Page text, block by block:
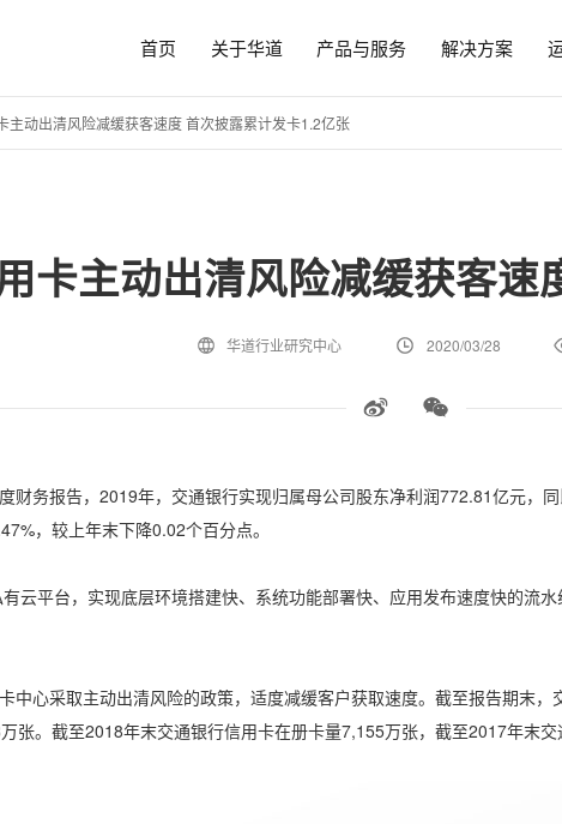
首页 关于华道 产品与服务 解决方案
主动出清风险减缓获客速度 首次披露累计发卡1.2亿张
卡主动出清风险减缓获客
华道行业研究中心 2020/03/28
财务报告，2019年，交通银行实现归属母公司股东净利润772.81亿元，
，较上年末下降0.02个百分点。
云平台，实现底层环境搭建快、系统功能部署快、应用发布速度快的流
中心采取主动出清风险的政策，适度减缓客户获取速度。截至报告期末
张。截至2018年末交通银行信用卡在册卡量7,155万张，截至2017年末交